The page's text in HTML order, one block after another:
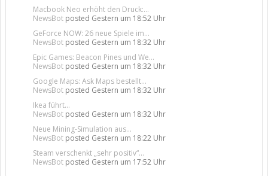
Macbook Neo erhöht den Druck:...
NewsBot posted Gestern um 18:52 Uhr
GeForce NOW: 26 neue Spiele im...
NewsBot posted Gestern um 18:32 Uhr
Epic Games: Beacon Pines und We...
NewsBot posted Gestern um 18:32 Uhr
Google Maps: Ask Maps bestellt...
NewsBot posted Gestern um 18:32 Uhr
Ikea führt...
NewsBot posted Gestern um 18:32 Uhr
Neue Mining-Simulation aus...
NewsBot posted Gestern um 18:22 Uhr
Steam verschenkt „sehr positiv“...
NewsBot posted Gestern um 17:52 Uhr